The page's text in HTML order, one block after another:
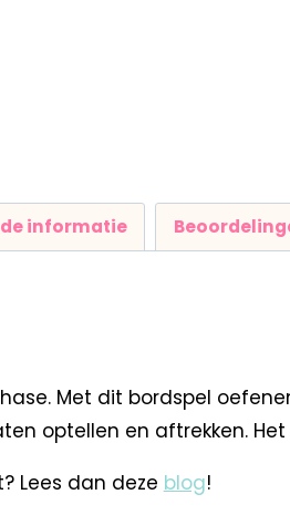
informatie
Met dit bordspel
optellen en aftrekken.
Lees dan deze blog!